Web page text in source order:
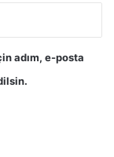
adım, e-posta